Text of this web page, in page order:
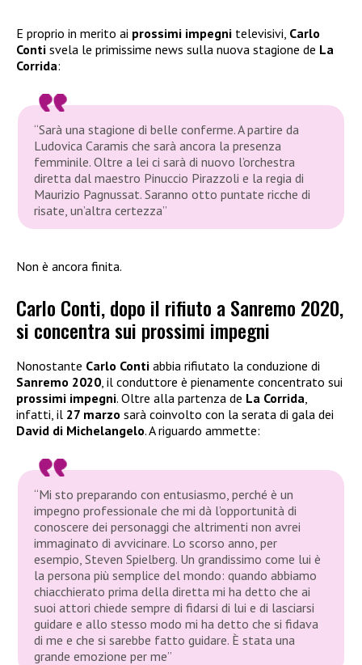
E proprio in merito ai prossimi impegni televisivi, Carlo
Conti svela le primissime news sulla nuova stagione de La
Corrida:
“Sarà una stagione di belle conferme. A partire da
Ludovica Caramis che sarà ancora la presenza
femminile. Oltre a lei ci sarà di nuovo l’orchestra
diretta dal maestro Pinuccio Pirazzoli e la regia di
Maurizio Pagnussat. Saranno otto puntate ricche di
risate, un’altra certezza”
Non è ancora finita.
Carlo Conti, dopo il rifiuto a Sanremo 2020,
si concentra sui prossimi impegni
Nonostante Carlo Conti abbia rifiutato la conduzione di
Sanremo 2020 , il conduttore è pienamente concentrato sui
prossimi impegni. Oltre alla partenza de La Corrida
infatti, il 27 marzo sarà coinvolto con la serata di gala dei
David di Michelangelo. A riguardo ammette:
“Mi sto preparando con entusiasmo, perché è un
impegno professionale che mi dà l’opportunità di
conoscere dei personaggi che altrimenti non avrei
immaginato di avvicinare. Lo scorso anno, per
esempio, Steven Spielberg. Un grandissimo come lui è
la persona più semplice del mondo: quando abbiamo
chiacchierato prima della diretta mi ha detto che ai
suoi attori chiede sempre di fidarsi di lui e di lasciarsi
guidare e allo stesso modo mi ha detto che si fidava
di me e che si sarebbe fatto guidare. È stata una
grande emozione per me”